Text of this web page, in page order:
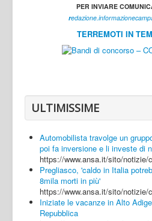
Caserta
Napoli
Salerno
Login
PER INVIARE
r
TERREMOTI IN
ULTIMISSIME
Automobilista travolge un
poi fa inversione e li investe di
https://www.ansa.it/sito/notizie/
Pregliasco, 'caldo in Italia
8mila morti in più'
https://www.ansa.it/sito/notizie/
Iniziate le vacanze in Alto
Repubblica